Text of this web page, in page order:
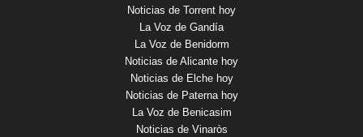
Noticias de Torrent hoy
La Voz de Gandía
La Voz de Benidorm
Noticias de Alicante hoy
Noticias de Elche hoy
Noticias de Paterna hoy
La Voz de Benicasim
Noticias de Vinaròs